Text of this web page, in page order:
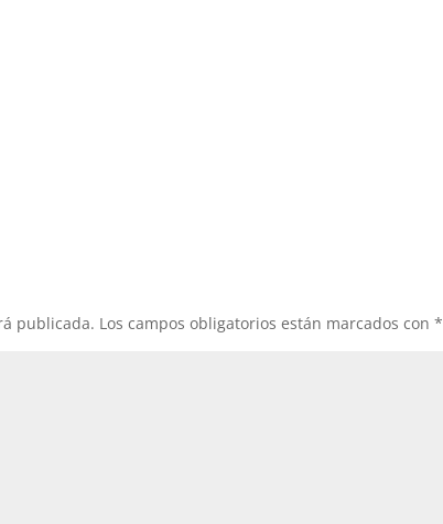
publicada. Los campos obligatorios están marcados con*